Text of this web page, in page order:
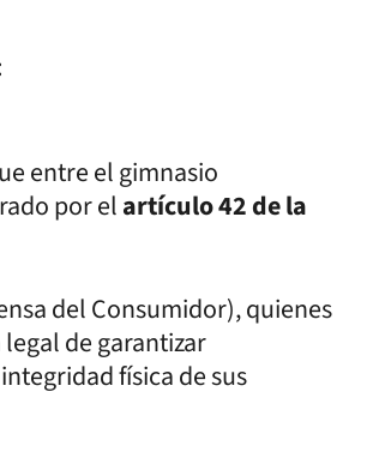
entre el gimnasio
por elartículo 42 de la
del Consumidor), quienes
de garantizar
física de sus